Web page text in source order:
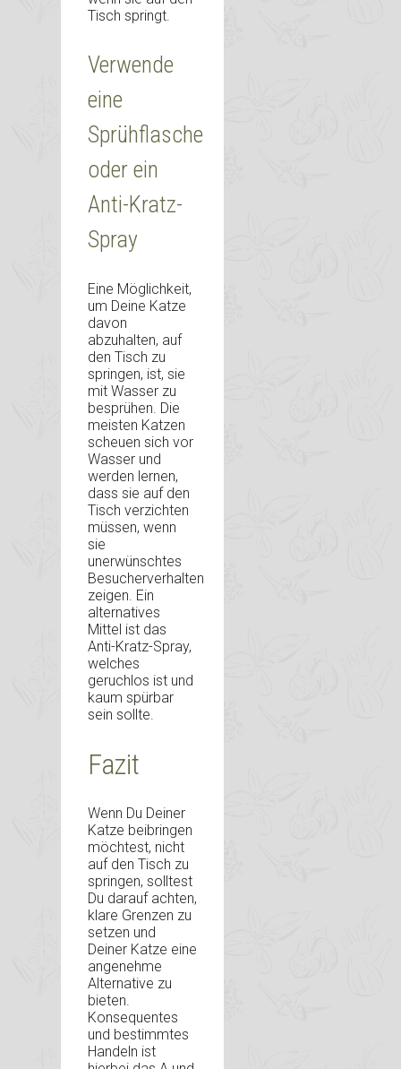
Tisch springt.
Verwende
eine
Sprühflasche
oder ein
Anti-Kratz-
Spray
Eine Möglichkeit,
um Deine Katze
davon
abzuhalten, auf
den Tisch zu
springen, ist, sie
mit Wasser zu
besprühen. Die
meisten Katzen
scheuen sich vor
Wasser und
werden lernen,
dass sie auf den
Tisch verzichten
müssen, wenn
sie
unerwünschtes
Besucherverhalten
zeigen. Ein
alternatives
Mittel ist das
Anti-Kratz-Spray,
welches
geruchlos ist und
kaum spürbar
sein sollte.
Fazit
Wenn Du Deiner
Katze beibringen
möchtest, nicht
auf den Tisch zu
springen, solltest
Du darauf achten,
klare Grenzen zu
setzen und
Deiner Katze eine
angenehme
Alternative zu
bieten.
Konsequentes
und bestimmtes
Handeln ist